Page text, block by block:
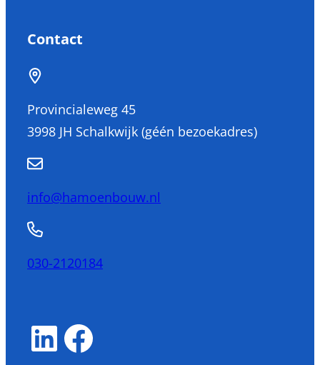
Contact
Provincialeweg 45
3998 JH Schalkwijk (géén bezoekadres)
info@hamoenbouw.nl
030-2120184
LinkedIn Facebook